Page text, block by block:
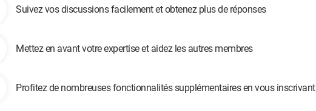
Suivez vos discussions facilement et obtenez plus de réponses
Mettez en avant votre expertise et aidez les autres membres
Profitez de nombreuses fonctionnalités supplémentaires en vous inscrivant